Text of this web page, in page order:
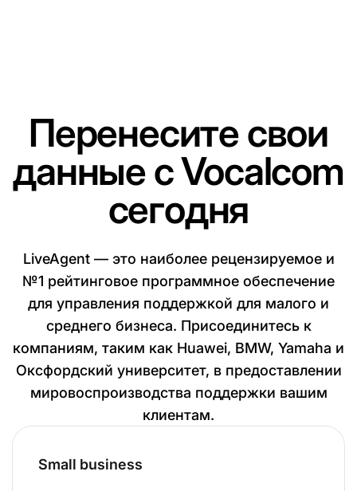
Перенесите свои
данные с Vocalcom
сегодня
LiveAgent — это наиболее рецензируемое и
№1 рейтинговое программное обеспечение
для управления поддержкой для малого и
среднего бизнеса. Присоединитесь к
компаниям, таким как Huawei, BMW, Yamaha и
Оксфордский университет, в предоставлении
мировоспроизводства поддержки вашим
клиентам.
Small business